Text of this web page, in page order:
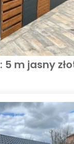
5 m jasny